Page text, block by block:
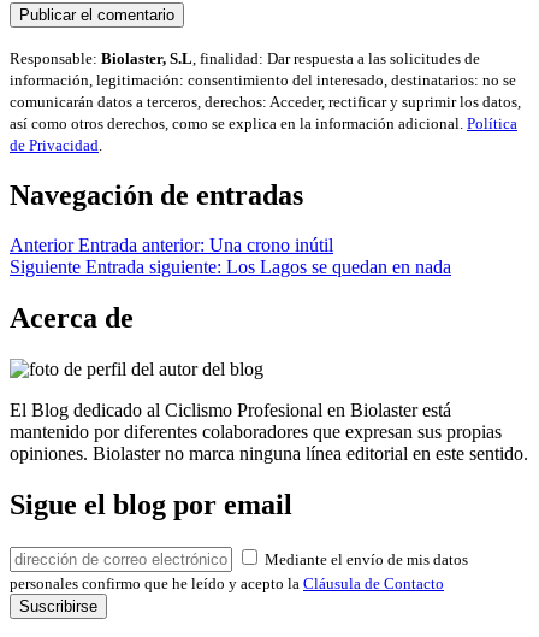
Responsable: Biolaster, S.L , finalidad: Dar respuesta a las solicitudes de
información, legitimación: consentimiento del interesado, destinatarios: no se
comunicarán datos a terceros, derechos: Acceder, rectificar y suprimir los datos,
así como otros derechos, como se explica en la información adicional. Política
de Privacidad
Navegación de entradas
Anterior Entrada anterior: Una crono inútil
Siguiente Entrada siguiente: Los Lagos se quedan en nada
Acerca de
El Blog dedicado al Ciclismo Profesional en Biolaster está
mantenido por diferentes colaboradores que expresan sus propias
opiniones. Biolaster no marca ninguna línea editorial en este sentido.
Sigue el blog por email
Mediante el envío de mis datos
personales confirmo que he leído y acepto la Cláusula de Contacto